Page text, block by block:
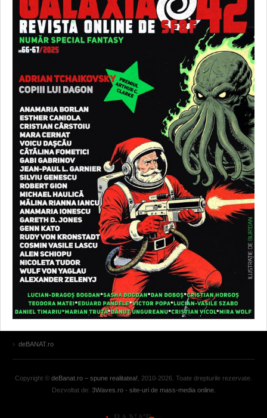
deBANAT.ro
Copyright © deBanat.ro – spune realitatea! , 2010-2026. Toate drepturile rezervate.
Dezvoltat de: 3Waves.ro - site-uri de mass-media online.